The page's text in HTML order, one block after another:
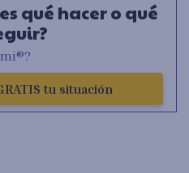
qué hacer o qué
tu situación